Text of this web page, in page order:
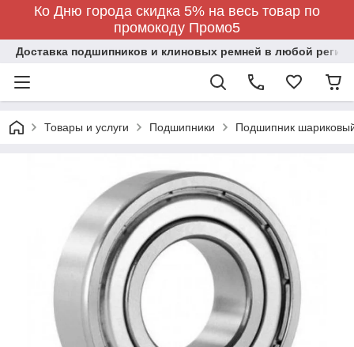
Ко Дню города скидка 5% на весь товар по
промокоду Промо5
Доставка подшипников и клиновых ремней в любой регион
Товары и услуги Подшипники Подшипник